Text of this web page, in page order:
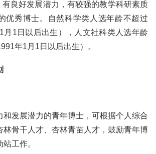
良好发展潜力，有较强的教学科研素质
优秀博士。自然科学类人选年龄不超过
月1日以后出生），人文社科类人选年龄
年1月1日以后出生）。
和发展潜力的青年博士，可根据个人综合
林骨干人才、杏林青苗人才，鼓励青年博
工作。